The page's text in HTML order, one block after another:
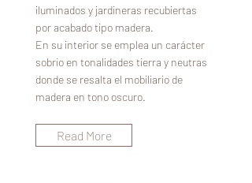
iluminados y jardineras recubiertas
por acabado tipo madera.
En su interior se emplea un carácter
sobrio en tonalidades tierra y neutras
donde se resalta el mobiliario de
madera en tono oscuro.
Read More